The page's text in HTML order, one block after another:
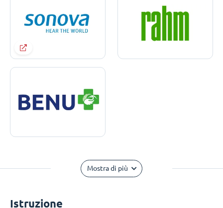
Mostra di più
Istruzione